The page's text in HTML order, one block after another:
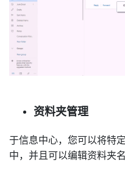
资料夹管理
于信息中心，您可以将特
中，并且可以编辑资料夹